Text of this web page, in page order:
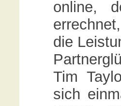
online,
die
Tim
sich